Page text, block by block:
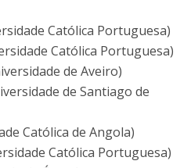
Católica Portuguesa)
Católica Portuguesa)
de Aveiro)
de Santiago de
Católica de Angola)
Católica Portuguesa)